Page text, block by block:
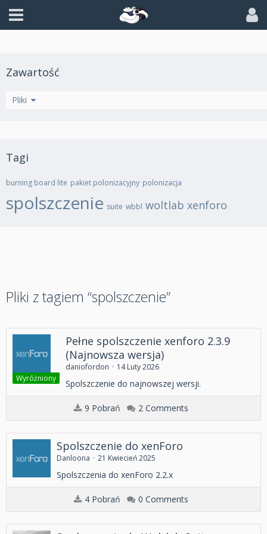
Zawartość
Wątki
Pliki
Tagi
burning board lite pakiet polonizacyjny polonizacja
spolszczenie suite wbbl woltlab xenforo
Pliki z tagiem “spolszczenie”
Wyróżniony
Pełne spolszczenie xenforo 2.3.9
(Najnowsza wersja)
daniofordon 14 Luty 2026
Spolszczenie do najnowszej wersji.
9 Pobrań 2 Comments
Spolszczenie do xenForo
Danloona 21 Kwiecień 2025
Spolszczenia do xenForo 2.2.x
4 Pobrań 0 Comments